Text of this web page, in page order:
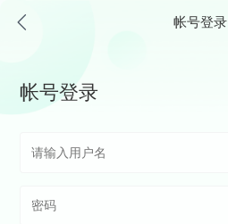
帐号登录
帐号登录